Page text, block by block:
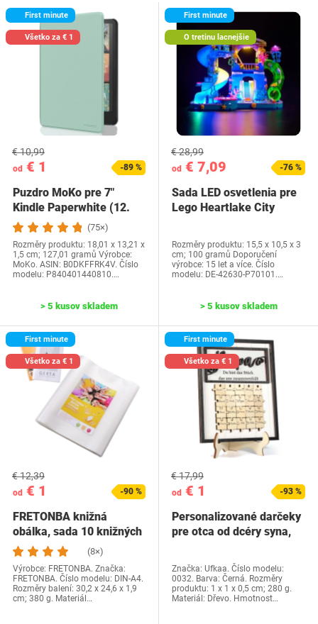
First minute
Všetko za € 1
od € 1
€ 10,99
-89 %
Puzdro MoKo pre 7"
Kindle Paperwhite (12.
generácia-2024) a…
(75×)
Rozměry produktu: 18,01 x 13,21 x
1,5 cm; 127,01 gramů Výrobce:
MoKo. ASIN: B0DKFFRK4V. Číslo
modelu: P840401440810.…
> 5 kusov skladem
First minute
O tretinu lacnejšie
od € 7,09
€ 28,99
-76 %
Sada LED osvetlenia pre
Lego Heartlake City
Rozměry produktu: 15,5 x 10,5 x 3
cm; 100 gramů Doporučení
výrobce: 15 let a více. Číslo
modelu: DE-42630-P70101.…
> 5 kusov skladem
First minute
Všetko za € 1
od € 1
€ 12,39
-90 %
FRETONBA knižná
obálka, sada 10 knižných
dosiek, priehľadné…
(8×)
Výrobce: FRETONBA. Značka:
FRETONBA. Číslo modelu: DIN-A4.
Rozměry balení: 30,2 x 24,6 x 1,9
cm; 380 g. Materiál…
First minute
Všetko za € 1
od € 1
€ 17,99
-93 %
Personalizované darčeky
pre otca od dcéry syna,
Značka: Ufkaa. Číslo modelu:
0032. Barva: Černá. Rozměry
produktu: 1 x 1 x 0,5 cm; 280 g.
Materiál: Dřevo. Hmotnost…